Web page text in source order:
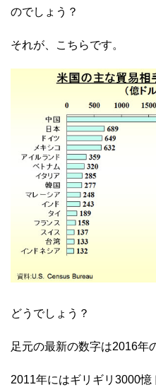
のでしょう？
それが、こちらです。
どうでしょう？
足元の最新の数字は2016年
2011年にはギリギリ3000